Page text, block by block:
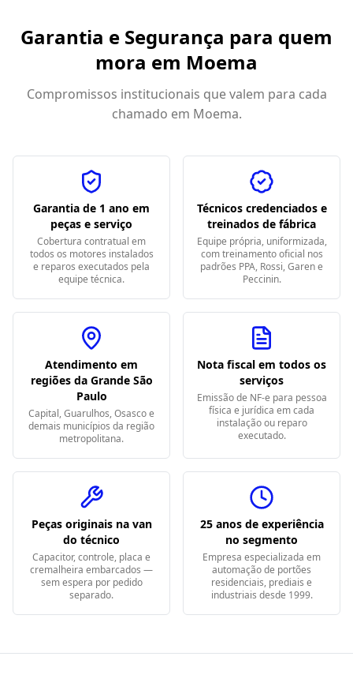
Garantia e Segurança para quem
mora em Moema
Compromissos institucionais que valem para cada
chamado em Moema.
Garantia de 1 ano em
peças e serviço
Cobertura contratual em
todos os motores instalados
e reparos executados pela
equipe técnica.
Técnicos credenciados e
treinados de fábrica
Equipe própria, uniformizada,
com treinamento oficial nos
padrões PPA, Rossi, Garen e
Peccinin.
Atendimento em
regiões da Grande São
Paulo
Capital, Guarulhos, Osasco e
demais municípios da região
metropolitana.
Nota fiscal em todos os
serviços
Emissão de NF-e para pessoa
física e jurídica em cada
instalação ou reparo
executado.
Peças originais na van
do técnico
Capacitor, controle, placa e
cremalheira embarcados —
sem espera por pedido
separado.
25 anos de experiência
no segmento
Empresa especializada em
automação de portões
residenciais, prediais e
industriais desde 1999.